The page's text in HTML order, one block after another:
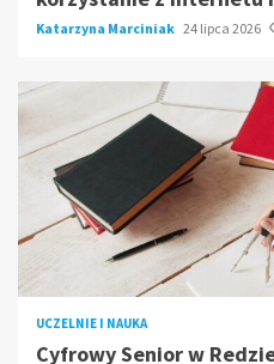
Katarzyna Marciniak 24 lipca 2026
UCZELNIE I NAUKA
Cyfrowy Senior w